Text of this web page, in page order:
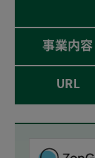
事業内容
URL